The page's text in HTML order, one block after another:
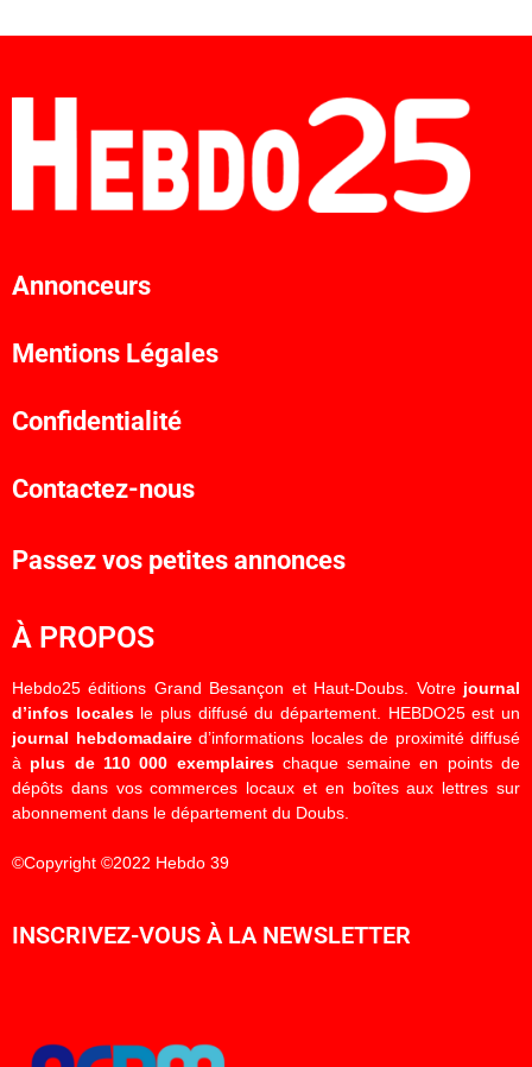
Annonceurs
Mentions Légales
Confidentialité
Contactez-nous
Passez vos petites annonces
À PROPOS
Hebdo25 éditions Grand Besançon et Haut-Doubs. Votre journal
d’infos localesle plus diffusé du département. HEBDO25 est un
journal hebdomadaired’informations locales de proximité diffusé
à plus de 110 000 exemplaireschaque semaine en points de
dépôts dans vos commerces locaux et en boîtes aux lettres sur
abonnement dans le département du Doubs.
©Copyright ©2022 Hebdo 39
INSCRIVEZ-VOUS À LA NEWSLETTER